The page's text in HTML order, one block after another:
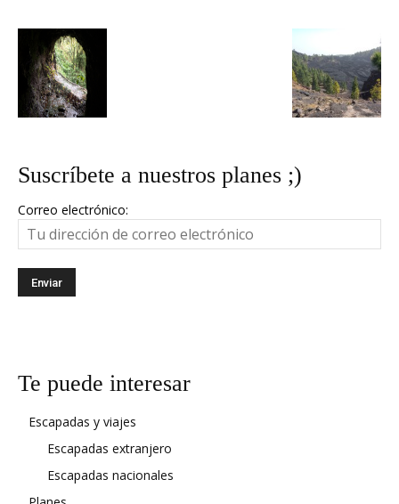
Suscríbete a nuestros planes ;)
Correo electrónico:
Te puede interesar
Escapadas y viajes
Escapadas extranjero
Escapadas nacionales